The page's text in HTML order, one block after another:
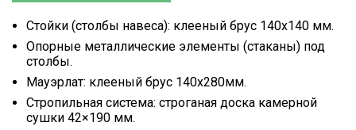
Стойки (столбы навеса): клееный брус 140х140 мм.
Опорные металлические элементы (стаканы) под
столбы.
Мауэрлат: клееный брус 140х280мм.
Стропильная система: строганая доска камерной
сушки 42×190 мм.